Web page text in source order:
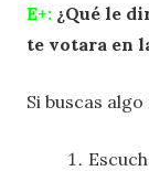
E+: ¿Qué le
te votara en
Si buscas